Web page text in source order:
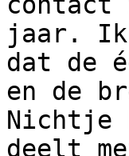
jaar. Ik
dat de
en de
Nichtje
deelt